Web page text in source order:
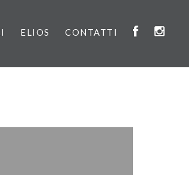
ELIOS CONTATTI